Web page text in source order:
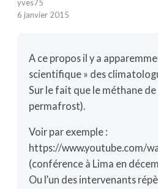
yves75
6 janvier 2015
A ce propos il y a
scientifique » des
Sur le fait que le méthane
permafrost).
Voir par exemple :
https://www.youtube.com/
(conférence à Lima en
Ou l’un des intervenants